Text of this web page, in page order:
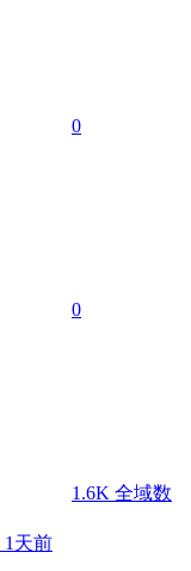
0
0
1.6K 全域数
1天前